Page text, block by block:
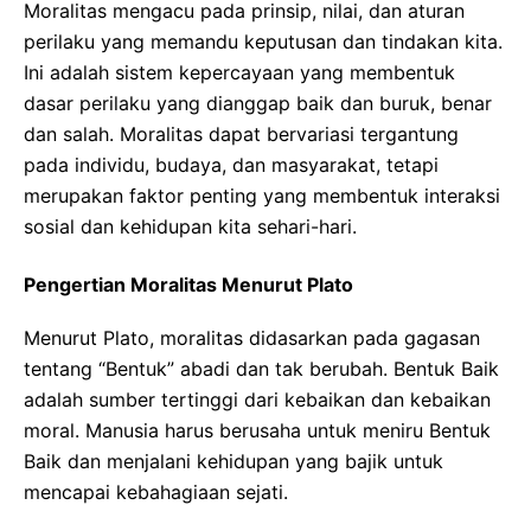
Moralitas mengacu pada prinsip, nilai, dan aturan
perilaku yang memandu keputusan dan tindakan kita.
Ini adalah sistem kepercayaan yang membentuk
dasar perilaku yang dianggap baik dan buruk, benar
dan salah. Moralitas dapat bervariasi tergantung
pada individu, budaya, dan masyarakat, tetapi
merupakan faktor penting yang membentuk interaksi
sosial dan kehidupan kita sehari-hari.
Pengertian Moralitas Menurut Plato
Menurut Plato, moralitas didasarkan pada gagasan
tentang “Bentuk” abadi dan tak berubah. Bentuk Baik
adalah sumber tertinggi dari kebaikan dan kebaikan
moral. Manusia harus berusaha untuk meniru Bentuk
Baik dan menjalani kehidupan yang bajik untuk
mencapai kebahagiaan sejati.